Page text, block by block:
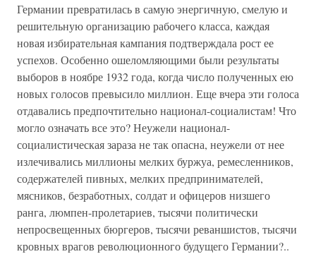
Германии превратилась в самую энергичную, смелую и
решительную организацию рабочего класса, каждая
новая избирательная кампания подтверждала рост ее
успехов. Особенно ошеломляющими были результаты
выборов в ноябре 1932 года, когда число полученных ею
новых голосов превысило миллион. Еще вчера эти голоса
отдавались предпочтительно национал-социалистам! Что
могло означать все это? Неужели национал-
социалистическая зараза не так опасна, неужели от нее
излечивались миллионы мелких буржуа, ремесленников,
содержателей пивных, мелких предпринимателей,
мясников, безработных, солдат и офицеров низшего
ранга, люмпен-пролетариев, тысячи политически
непросвещенных бюргеров, тысячи реваншистов, тысячи
кровных врагов революционного будущего Германии?..